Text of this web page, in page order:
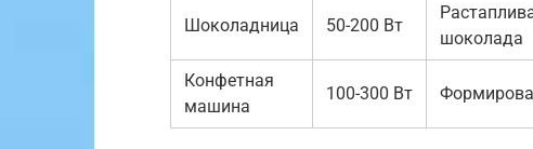
Шоколадница 50-200 Вт
шоколада
Конфетная
машина
100-300 Вт